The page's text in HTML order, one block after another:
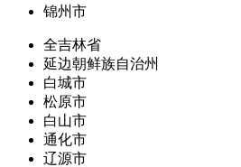
锦州市
全吉林省
延边朝鲜族自治州
白城市
松原市
白山市
通化市
辽源市